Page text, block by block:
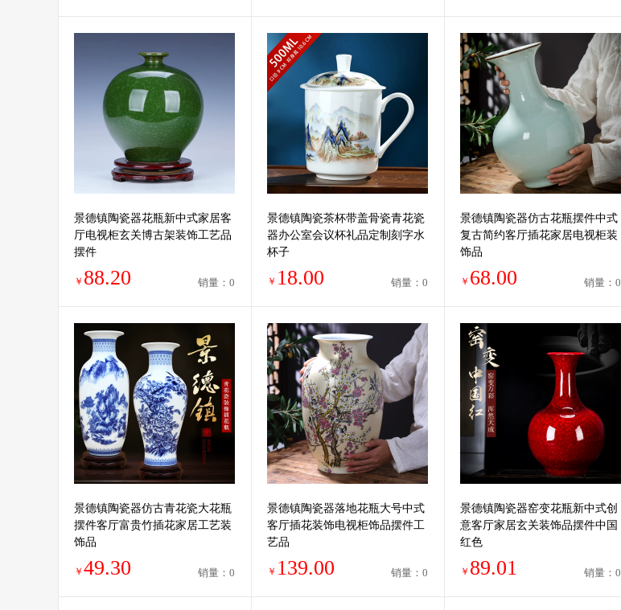
景德镇陶瓷器花瓶新中式家居客
厅电视柜玄关博古架装饰工艺品
摆件
￥ 88.20 销量：0
景德镇陶瓷茶杯带盖骨瓷青花瓷
器办公室会议杯礼品定制刻字水
杯子
￥ 18.00 销量：0
景德镇陶瓷器仿古花瓶摆件中式
复古简约客厅插花家居电视柜装
饰品
￥ 68.00 销量：0
景德镇陶瓷器仿古青花瓷大花瓶
摆件客厅富贵竹插花家居工艺装
饰品
￥ 49.30 销量：0
景德镇陶瓷器落地花瓶大号中式
客厅插花装饰电视柜饰品摆件工
艺品
￥ 139.00 销量：0
景德镇陶瓷器窑变花瓶新中式创
意客厅家居玄关装饰品摆件中国
红色
￥ 89.01 销量：0